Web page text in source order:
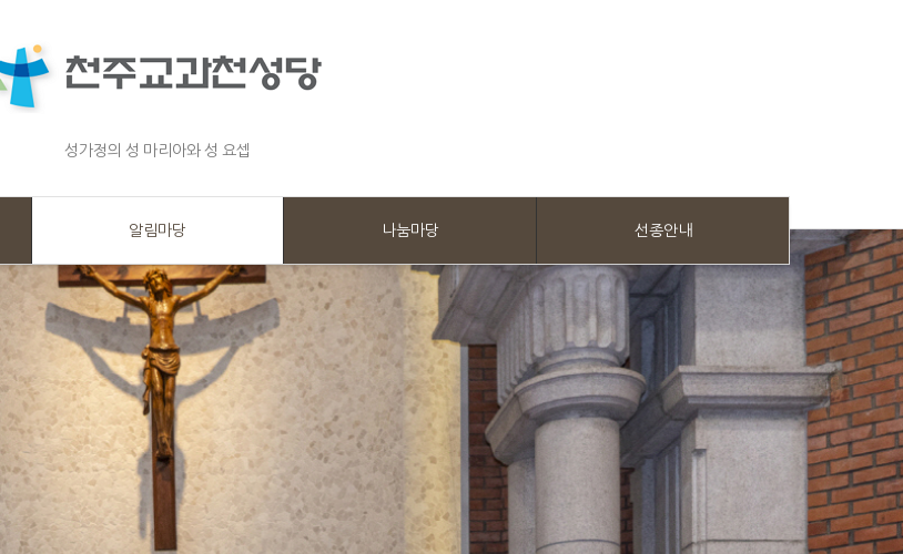
성가정의 성 마리아와 성 요셉
알림마당 나눔마당 선종안내